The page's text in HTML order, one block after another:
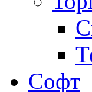
Софт